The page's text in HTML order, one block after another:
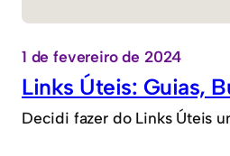
1 de fevereiro de 2024
Links Úteis: Guias,
Decidi fazer do Links Úteis